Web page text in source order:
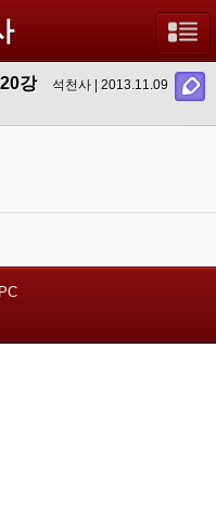
강
석천사 | 2013.11.09
PC